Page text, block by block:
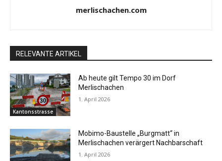
merlischachen.com
RELEVANTE ARTIKEL
Kantonsstrasse
Ab heute gilt Tempo 30 im Dorf
Merlischachen
1. April 2026
Mobimo-Baustelle „Burgmatt“ in
Merlischachen verärgert Nachbarschaft
1. April 2026